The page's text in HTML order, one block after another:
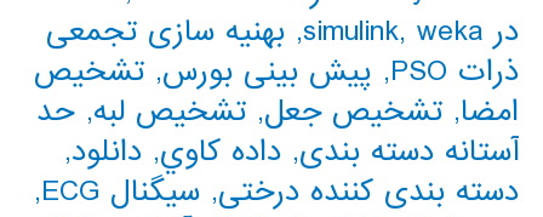
در simulink
, weka
, بهنیه سازی تجمعی
ذرات PSO
, پیش بینی بورس, تشخیص
امضا, تشخیص جعل, تشخیص لبه, حد
آستانه دسته بندی, داده كاوي, دانلود,
دسته بندی کننده درختی, سیگنال ECG
,